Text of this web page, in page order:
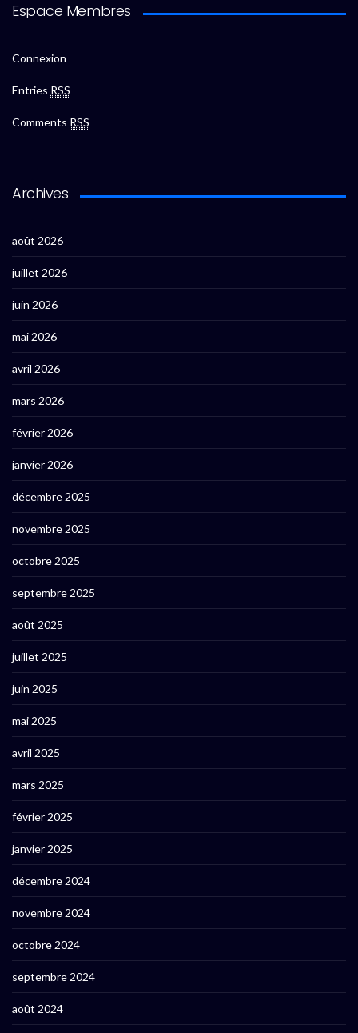
Espace Membres
Connexion
Entries RSS
Comments RSS
Archives
août 2026
juillet 2026
juin 2026
mai 2026
avril 2026
mars 2026
février 2026
janvier 2026
décembre 2025
novembre 2025
octobre 2025
septembre 2025
août 2025
juillet 2025
juin 2025
mai 2025
avril 2025
mars 2025
février 2025
janvier 2025
décembre 2024
novembre 2024
octobre 2024
septembre 2024
août 2024